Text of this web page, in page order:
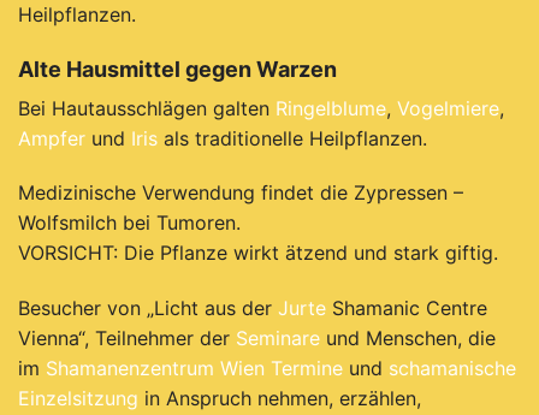
Heilpflanzen.
Alte Hausmittel gegen Warzen
Bei Hautausschlägen galten Ringelblume, Vogelmiere,
Ampfer und Iris als traditionelle Heilpflanzen.
Medizinische Verwendung findet die Zypressen –
Wolfsmilch bei Tumoren.
VORSICHT: Die Pflanze wirkt ätzend und stark giftig.
Besucher von „Licht aus der Jurte Shamanic Centre
Vienna“, Teilnehmer der Seminare und Menschen, die
im Shamanenzentrum Wien Termine und schamanische
Einzelsitzung in Anspruch nehmen, erzählen,